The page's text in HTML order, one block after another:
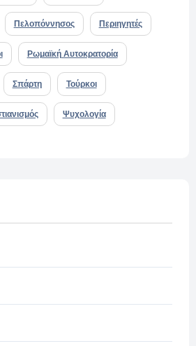
Πελοπόννησος Περιηγητές
Ρωμαϊκή Αυτοκρατορία
Σπάρτη Τούρκοι
Ψυχολογία